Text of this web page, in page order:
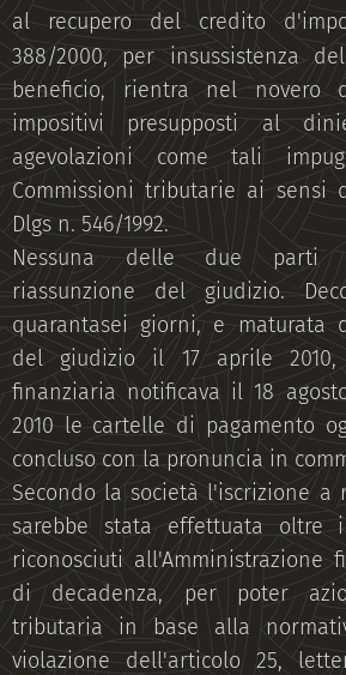
al recupero del credito
388/2000, per insussistenza
beneficio, rientra nel novero
impositivi presupposti al
agevolazioni come tali
Commissioni tributarie ai sensi
Dlgs n. 546/1992.
Nessuna delle due parti
riassunzione del giudizio.
quarantasei giorni, e maturata
del giudizio il 17 aprile 2010,
finanziaria notificava il 18
2010 le cartelle di pagamento
concluso con la pronuncia in
Secondo la società l'iscrizione a
sarebbe stata effettuata oltre
riconosciuti all'Amministrazione
di decadenza, per poter
tributaria in base alla
violazione dell'articolo 25,